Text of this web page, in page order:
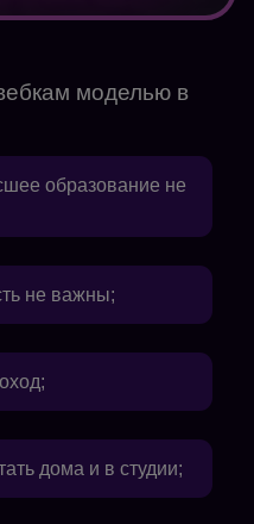
моделью в
образование не
не важны;
дома и в студии;